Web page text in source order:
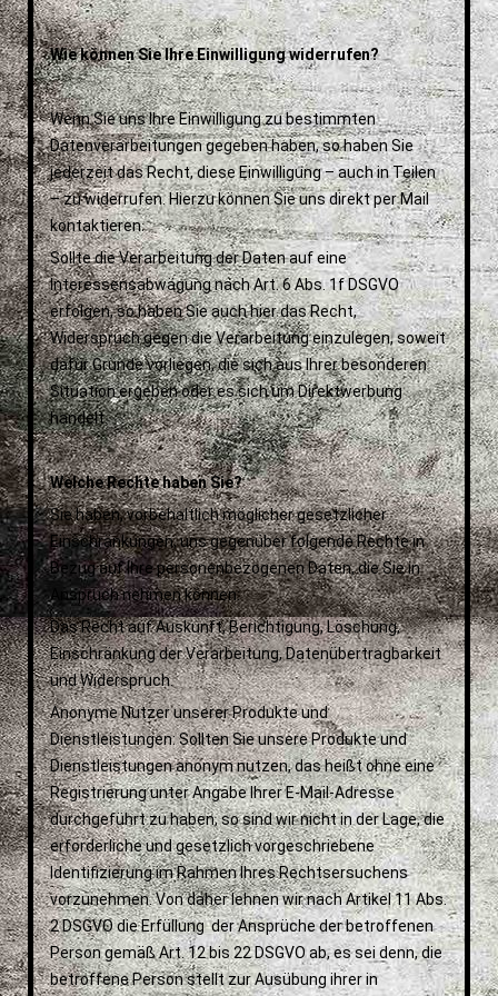
Wie können Sie Ihre Einwilligung widerrufen?
Wenn Sie uns Ihre Einwilligung zu bestimmten
Datenverarbeitungen gegeben haben, so haben Sie
jederzeit das Recht, diese Einwilligung – auch in Teilen
– zu widerrufen. Hierzu können Sie uns direkt per Mail
kontaktieren.
Sollte die Verarbeitung der Daten auf eine
Interessensabwägung nach Art. 6 Abs. 1f DSGVO
erfolgen, so haben Sie auch hier das Recht,
Widerspruch gegen die Verarbeitung einzulegen, soweit
dafür Gründe vorliegen, die sich aus Ihrer besonderen
Situation ergeben oder es sich um Direktwerbung
handelt.
Welche Rechte haben Sie?
Sie haben, vorbehaltlich möglicher gesetzlicher
Einschränkungen, uns gegenüber folgende Rechte in
Bezug auf Ihre personenbezogenen Daten, die Sie in
Anspruch nehmen können:
Das Recht auf Auskunft, Berichtigung, Löschung,
Einschränkung der Verarbeitung, Datenübertragbarkeit
und Widerspruch.
Anonyme Nutzer unserer Produkte und
Dienstleistungen: Sollten Sie unsere Produkte und
Dienstleistungen anonym nutzen, das heißt ohne eine
Registrierung unter Angabe Ihrer E-Mail-Adresse
durchgeführt zu haben, so sind wir nicht in der Lage, die
erforderliche und gesetzlich vorgeschriebene
Identifizierung im Rahmen Ihres Rechtsersuchens
vorzunehmen. Von daher lehnen wir nach Artikel 11 Abs.
2 DSGVO die Erfüllung der Ansprüche der betroffenen
Person gemäß Art. 12 bis 22 DSGVO ab, es sei denn, die
betroffene Person stellt zur Ausübung ihrer in